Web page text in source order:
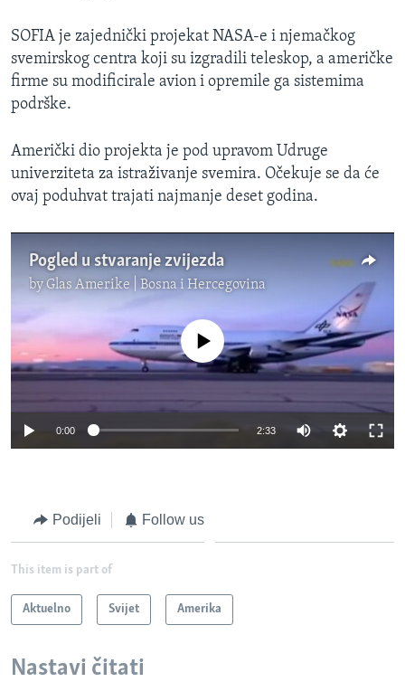
SOFIA je zajednički projekat NASA-e i njemačkog
svemirskog centra koji su izgradili teleskop, a američke
firme su modificirale avion i opremile ga sistemima
podrške.
Američki dio projekta je pod upravom Udruge
univerziteta za istraživanje svemira. Očekuje se da će
ovaj poduhvat trajati najmanje deset godina.
Pogled u stvaranje zvijezda
by Glas Amerike | Bosna i Hercegovina
No media source currently available
0:00 2:33
Podijeli Follow us
This item is part of
Aktuelno Svijet Amerika
Nastavi čitati